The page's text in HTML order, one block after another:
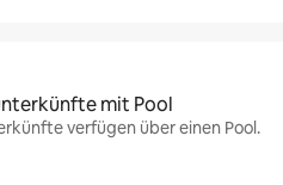
mit Pool
verfügen über einen Pool.